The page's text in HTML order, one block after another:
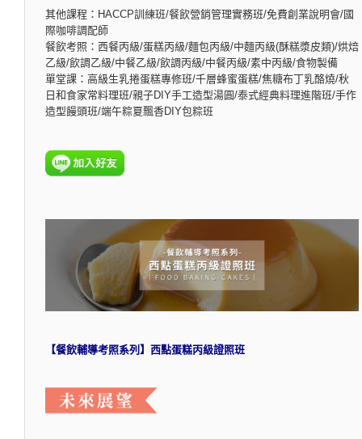
其他課程：HACCP訓練班/餐飲營銷管理實務班/免費創業說明會/國
際咖啡調配師
餐飲考照：西餐丙級/蛋糕丙級/麵包丙級/中麵丙級(酥糕漿皮類)/烘焙
乙級/飲調乙級/中餐乙級/飲調丙級/中餐丙級/素中丙級/食物製備
單堂課：高級生乳捲蛋糕專修班/千層蜂蜜蛋糕/焦糖布丁乳酪燒/秋
日和食家常料理班/親子DIY手工造型湯圓/泰式經典料理進階班/手作
造型饅頭班/端午粽夏飄香DIY包粽班
【餐飲輔導考照系列】西點蛋糕丙級證照班